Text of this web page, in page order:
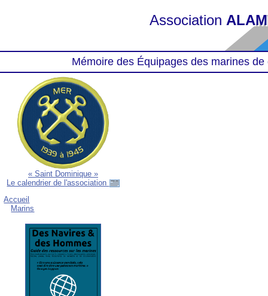
Association
Mémoire des Équipages des marines
« Saint Dominique »
Le calendrier de l'association
Accueil
Marins